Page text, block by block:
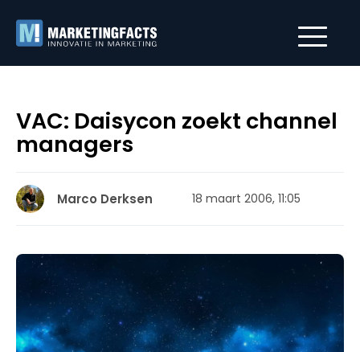
VAC: Daisycon zoekt channel
managers
Marco Derksen 18 maart 2006, 11:05